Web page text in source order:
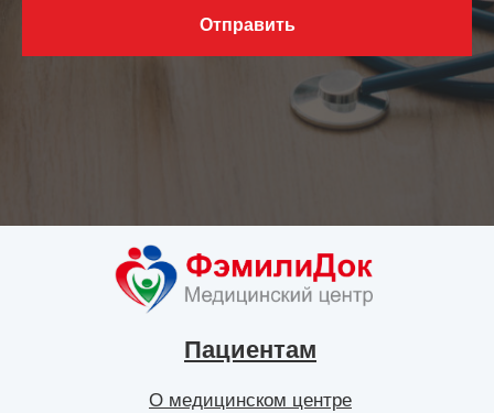
Отправить
О медицинском центре
Пациентам